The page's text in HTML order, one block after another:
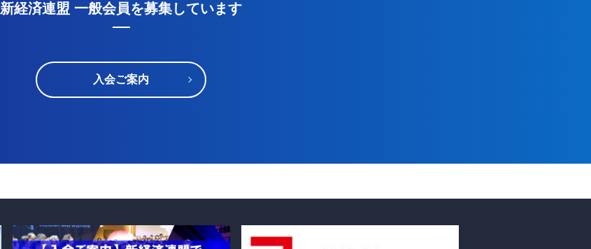
新経済連盟 一般会員を募集しています
入会ご案内